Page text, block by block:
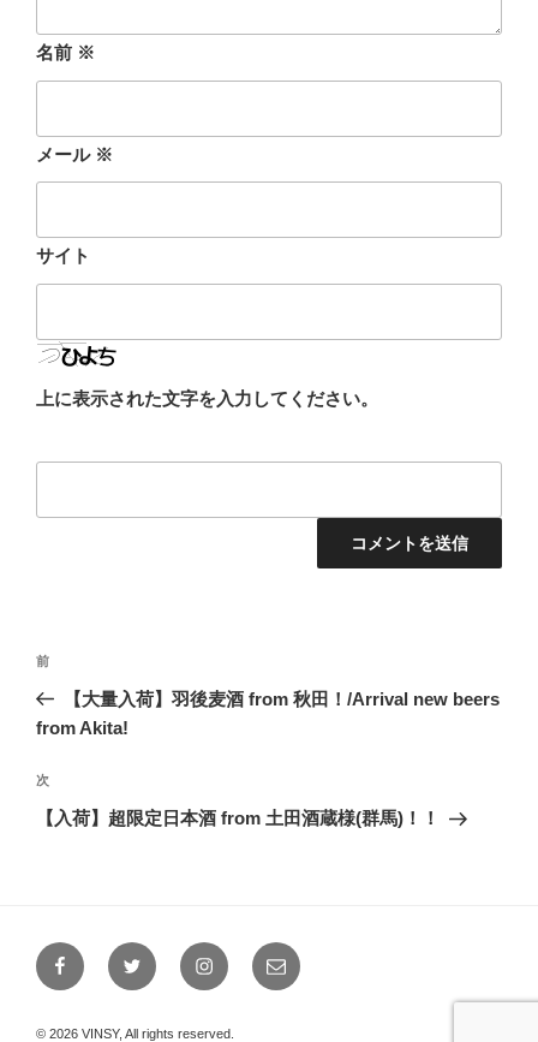
名前 ※
メール ※
サイト
上に表示された文字を入力してください。
投
ナ
ゲ
ー
前
の
投
前
【大量入荷】羽後麦酒 from 秋田！/Arrival new beers
from Akita!
次
の
次
【入荷】超限定日本酒 from 土田酒蔵様(群馬)！！
FacebookTwitter Instagramメ
ー
© 2026 VINSY, All rights reserved.